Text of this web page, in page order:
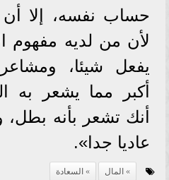
حساب نفسه، إلا
لأن من لديه مفهوم
يفعل شيئا،
أكبر مما يشعر
أنك تشعر بأنه بطل،
عاديا جدا».
المال السعادة